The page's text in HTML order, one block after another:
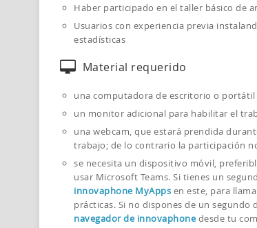
Haber participado en el taller básico de
Usuarios con experiencia previa
estadísticas
Material requerido
una computadora de escritorio o portátil
un monitor adicional para habilitar el
una webcam, que estará prendida
trabajo; de lo contrario la participación
se necesita un dispositivo móvil,
usar Microsoft Teams. Si tienes un
innovaphone MyApps en este, para
prácticas. Si no dispones de un
navegador de innovaphonedesde tu